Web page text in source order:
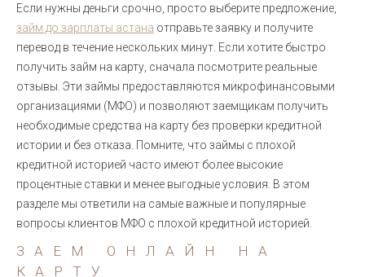
Если нужны деньги срочно, просто выберите предложение,
займ до зарплаты астана отправьте заявку и получите
перевод в течение нескольких минут. Если хотите быстро
получить займ на карту, сначала посмотрите реальные
отзывы. Эти займы предоставляются микрофинансовыми
организациями (МФО) и позволяют заемщикам получить
необходимые средства на карту без проверки кредитной
истории и без отказа. Помните, что займы с плохой
кредитной историей часто имеют более высокие
процентные ставки и менее выгодные условия. В этом
разделе мы ответили на самые важные и популярные
вопросы клиентов МФО с плохой кредитной историей.
ЗАЕМ ОНЛАЙН НА
КАРТУ